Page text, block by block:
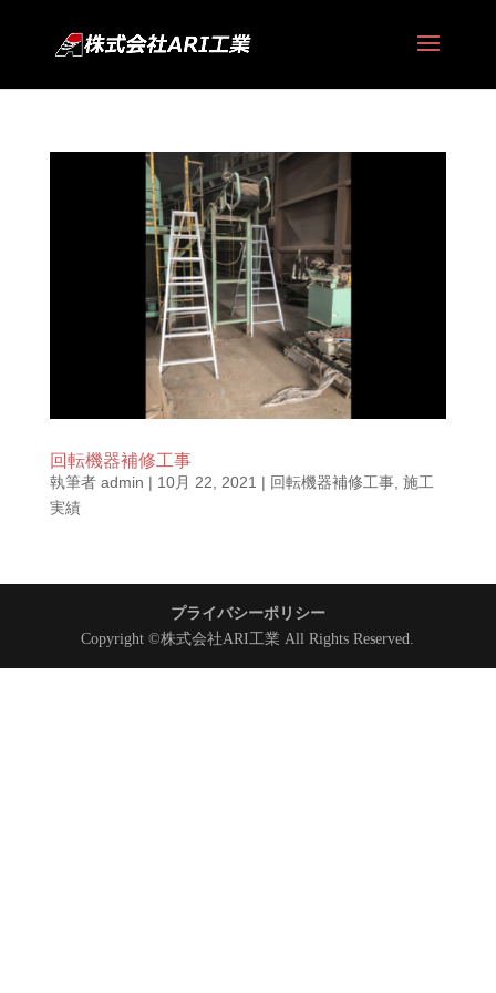
回転機器補修工事
執筆者 admin | 10月 22, 2021 | 回転機器補修工事, 施工
実績
プライバシーポリシー
Copyright ©株式会社ARI工業 All Rights Reserved.